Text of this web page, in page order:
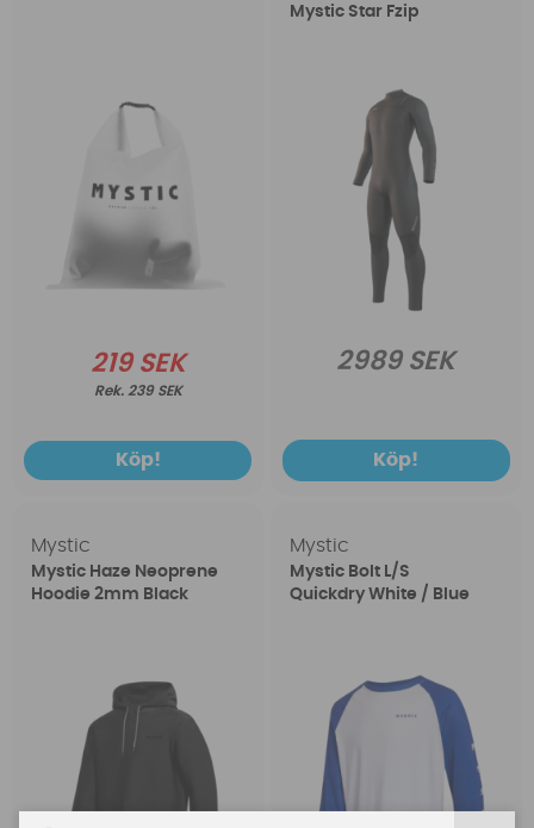
219 SEK
239 SEK
Köp!
Mystic Star Fzip
2989 SEK
Köp!
Mystic
Mystic Haze Neoprene
Hoodie 2mm Black
Mystic
Mystic Bolt L/S
Quickdry White / Blue